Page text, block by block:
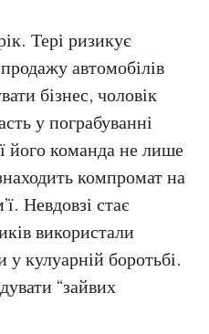
Тері ризикує
автомобілів
бізнес, чоловік
у пограбуванні
його команда не лише
компромат на
Невдовзі стає
використали
кулуарній боротьбі.
“зайвих